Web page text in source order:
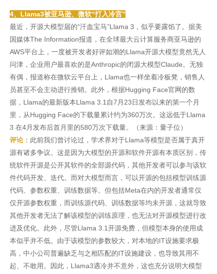
4、Llama3被亚马逊、微软“打入冷宫”
最近，开源大模型届的“汗血宝马”Llama 3，似乎要露馅了。据美
国媒体The Information报道，在全球最大云计算服务商亚马逊的
AWS平台上，一度被开发者好评如潮的Llama开源大模型竟然无人
问津，企业用户最喜欢的是Anthropic的闭源大模型Claude。无独
有偶，报道称在微软云平台上，Llama也一样坐着冷板凳，销售人
员甚至不会主动进行推销。此外，根据Hugging Face官网的数
据，Llama的最新版本Llama 3.1自7月23日发布以来的第一个月
里，从Hugging Face的下载量累计约为360万次。这远低于Llama
3 在4月发布后首月里的580万次下载量。（来源：量子位）
评论： 此前我们曾讨论过，学术界对于Llama等模型是否属于真开
源有诸多争议。这是因为大模型的开源和软件开源有本质区别，传
统软件开源是公开其软件的全部源代码，其他开发者可以参与该软
件代码开发、迭代。而对大模型而言，可以开源的包括模型训练源
代码、参数权重、训练数据等。但包括Meta在内的开发者通常仅
仅开源参数权重，而训练源代码、训练数据等均未开源，这就导致
其他开发者无法了解该模型的训练原理，也无法对开源模型进行改
进及优化。此外，尽管Llama 3.1开源免费，但模型本身的使用成
本似乎并不低。由于该模型的参数较大，对本地的IT设施要求极
高，中小公司普遍缺乏与之相匹配的IT设施建设，也导致其用不
起、不敢用。因此，Llama3遇冷并不意外，这也充分说明大模型